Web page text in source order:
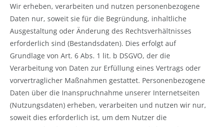
Wir erheben, verarbeiten und nutzen personenbezogene
Daten nur, soweit sie für die Begründung, inhaltliche
Ausgestaltung oder Änderung des Rechtsverhältnisses
erforderlich sind (Bestandsdaten). Dies erfolgt auf
Grundlage von Art. 6 Abs. 1 lit. b DSGVO, der die
Verarbeitung von Daten zur Erfüllung eines Vertrags oder
vorvertraglicher Maßnahmen gestattet. Personenbezogene
Daten über die Inanspruchnahme unserer Internetseiten
(Nutzungsdaten) erheben, verarbeiten und nutzen wir nur,
soweit dies erforderlich ist, um dem Nutzer die